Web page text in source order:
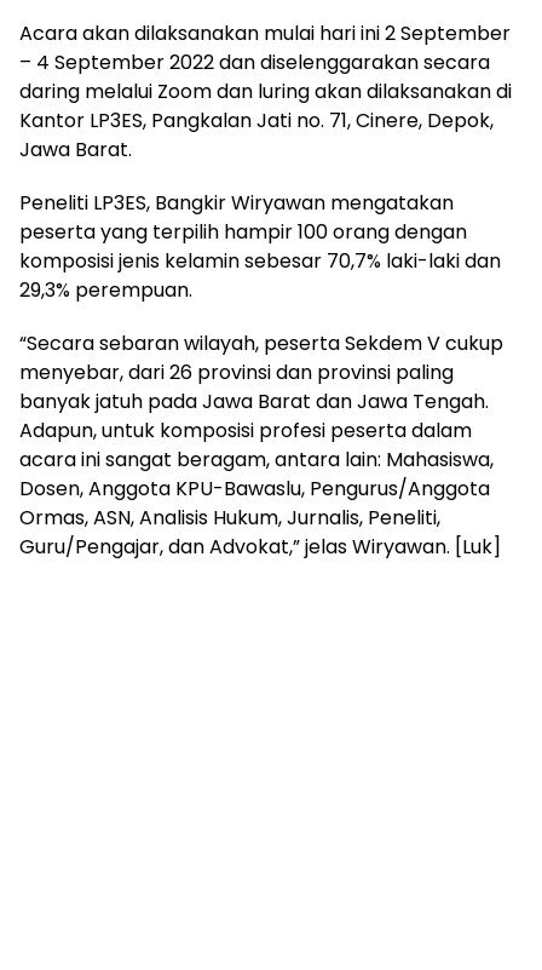
Acara akan dilaksanakan mulai hari ini 2 September
– 4 September 2022 dan diselenggarakan secara
daring melalui Zoom dan luring akan dilaksanakan di
Kantor LP3ES, Pangkalan Jati no. 71, Cinere, Depok,
Jawa Barat.
Peneliti LP3ES, Bangkir Wiryawan mengatakan
peserta yang terpilih hampir 100 orang dengan
komposisi jenis kelamin sebesar 70,7% laki-laki dan
29,3% perempuan.
“Secara sebaran wilayah, peserta Sekdem V cukup
menyebar, dari 26 provinsi dan provinsi paling
banyak jatuh pada Jawa Barat dan Jawa Tengah.
Adapun, untuk komposisi profesi peserta dalam
acara ini sangat beragam, antara lain: Mahasiswa,
Dosen, Anggota KPU-Bawaslu, Pengurus/Anggota
Ormas, ASN, Analisis Hukum, Jurnalis, Peneliti,
Guru/Pengajar, dan Advokat,” jelas Wiryawan. [Luk]